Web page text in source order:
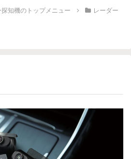
探知機のトップメニュー
レーダー